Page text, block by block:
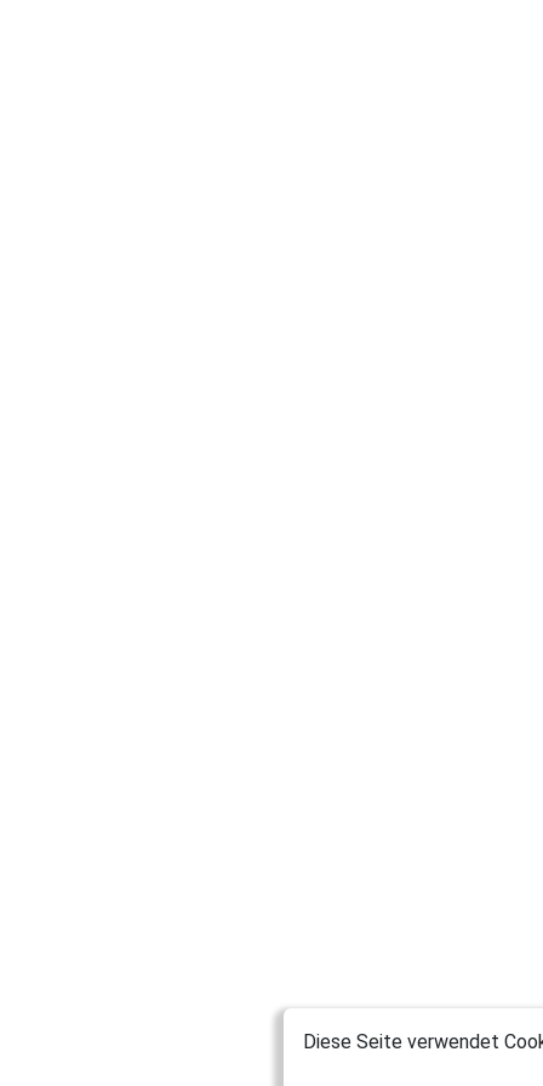
Diese Seite verwendet